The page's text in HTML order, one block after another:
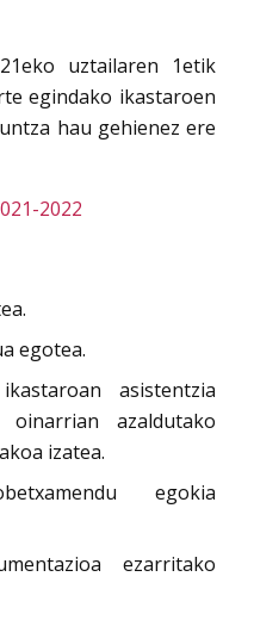
uztailaren 1etik
egindako ikastaroen
hau gehienez ere
2022
egotea.
asistentzia
azaldutako
izatea.
egokia
ezarritako